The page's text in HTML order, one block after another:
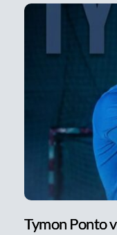
Tymon Ponto